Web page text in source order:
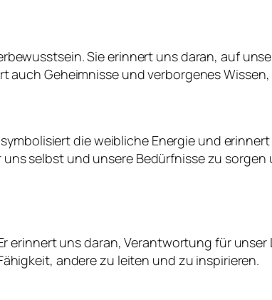
Sie erinnert uns daran, auf
auch Geheimnisse und verborgenes
die weibliche Energie und
selbst und unsere Bedürfnisse zu
erinnert uns daran, Verantwortung für
andere zu leiten und zu inspirieren.